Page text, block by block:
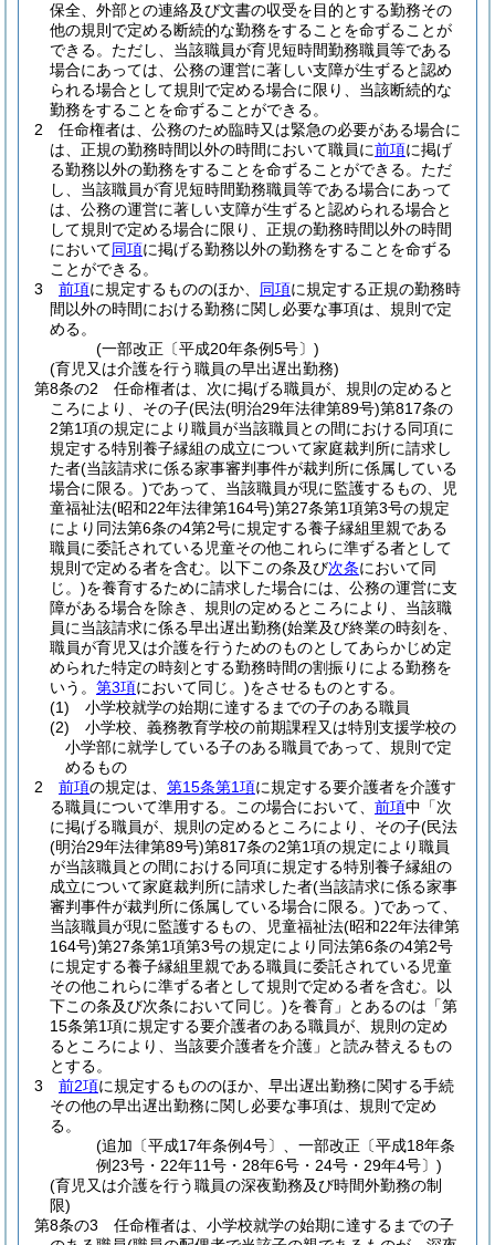
保全、外部との連絡及び文書の収受を目的とする勤務その
他の規則で定める断続的な勤務をすることを命ずることが
できる。 ただし、当該職員が育児短時間勤務職員等である
場合にあっては、公務の運営に著しい支障が生ずると認め
られる場合として規則で定める場合に限り、当該断続的な
勤務をすることを命ずることができる。
2
任命権者は、公務のため臨時又は緊急の必要がある場合に
は、正規の勤務時間以外の時間において職員に前項に掲げ
る勤務以外の勤務をすることを命ずることができる。 ただ
し、当該職員が育児短時間勤務職員等である場合にあって
は、公務の運営に著しい支障が生ずると認められる場合と
して規則で定める場合に限り、正規の勤務時間以外の時間
において同項に掲げる勤務以外の勤務をすることを命ずる
ことができる。
3
前項に規定するもののほか、 同項に規定する正規の勤務時
間以外の時間における勤務に関し必要な事項は、規則で定
める。
(一部改正〔平成20年条例5号〕)
(育児又は介護を行う職員の早出遅出勤務)
第8条の2
任命権者は、次に掲げる職員が、規則の定めると
ころにより、その子(民法(明治29年法律第89号)第817条の
2第1項の規定により職員が当該職員との間における同項に
規定する特別養子縁組の成立について家庭裁判所に請求し
た者(当該請求に係る家事審判事件が裁判所に係属している
場合に限る。)であって、当該職員が現に監護するもの、児
童福祉法(昭和22年法律第164号)第27条第1項第3号の規定
により同法第6条の4第2号に規定する養子縁組里親である
職員に委託されている児童その他これらに準ずる者として
規則で定める者を含む。以下この条及び次条において同
じ。)を養育するために請求した場合には、公務の運営に支
障がある場合を除き、規則の定めるところにより、当該職
員に当該請求に係る早出遅出勤務(始業及び終業の時刻を、
職員が育児又は介護を行うためのものとしてあらかじめ定
められた特定の時刻とする勤務時間の割振りによる勤務を
いう。 第3項において同じ。)をさせるものとする。
(1)
小学校就学の始期に達するまでの子のある職員
(2)
小学校、義務教育学校の前期課程又は特別支援学校の
小学部に就学している子のある職員であって、規則で定
めるもの
2
前項の規定は、 第15条第1項に規定する要介護者を介護す
る職員について準用する。
この場合において、 前項中「次
に掲げる職員が、規則の定めるところにより、その子(民法
(明治29年法律第89号)第817条の2第1項の規定により職員
が当該職員との間における同項に規定する特別養子縁組の
成立について家庭裁判所に請求した者(当該請求に係る家事
審判事件が裁判所に係属している場合に限る。)であって、
当該職員が現に監護するもの、児童福祉法(昭和22年法律第
164号)第27条第1項第3号の規定により同法第6条の4第2号
に規定する養子縁組里親である職員に委託されている児童
その他これらに準ずる者として規則で定める者を含む。以
下この条及び次条において同じ。)を養育」とあるのは「第
15条第1項に規定する要介護者のある職員が、規則の定め
るところにより、当該要介護者を介護」と読み替えるもの
とする。
3
前2項に規定するもののほか、早出遅出勤務に関する手続
その他の早出遅出勤務に関し必要な事項は、規則で定め
る。
(追加〔平成17年条例4号〕、一部改正〔平成18年条
例23号・22年11号・28年6号・24号・29年4号〕)
(育児又は介護を行う職員の深夜勤務及び時間外勤務の制
限)
第8条の3
任命権者は、小学校就学の始期に達するまでの子